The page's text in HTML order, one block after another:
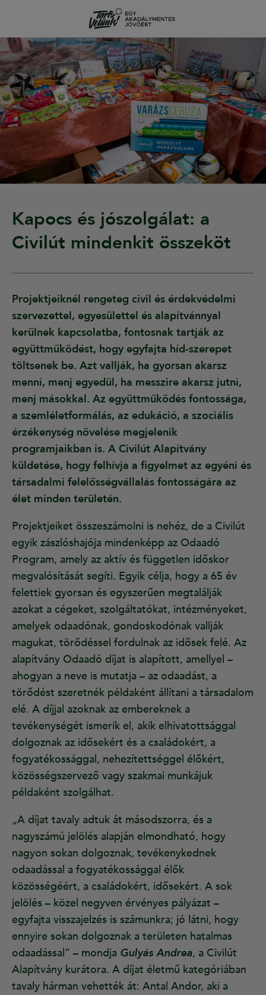
Kapocs és jószolgálat: a
Civilút mindenkit összeköt
Projektjeiknél rengeteg civil és érdekvédelmi
szervezettel, egyesülettel és alapítvánnyal
kerülnek kapcsolatba, fontosnak tartják az
együttműködést, hogy egyfajta híd-szerepet
töltsenek be. Azt vallják, ha gyorsan akarsz
menni, menj egyedül, ha messzire akarsz jutni,
menj másokkal. Az együttműködés fontossága,
a szemléletformálás, az edukáció, a szociális
érzékenység növelése megjelenik
programjaikban is. A Civilút Alapítvány
küldetése, hogy felhívja a figyelmet az egyéni és
társadalmi felelősségvállalás fontosságára az
élet minden területén.
Projektjeiket összeszámolni is nehéz, de a Civilút
egyik zászlóshajója mindenképp az Odaadó
Program, amely az aktív és független időskor
megvalósítását segíti. Egyik célja, hogy a 65 év
felettiek gyorsan és egyszerűen megtalálják
azokat a cégeket, szolgáltatókat, intézményeket,
amelyek odaadónak, gondoskodónak vallják
magukat, törődéssel fordulnak az idősek felé. Az
alapítvány Odaadó díjat is alapított, amellyel –
ahogyan a neve is mutatja – az odaadást, a
törődést szeretnék példaként állítani a társadalom
elé. A díjjal azoknak az embereknek a
tevékenységét ismerik el, akik elhivatottsággal
dolgoznak az idősekért és a családokért, a
fogyatékossággal, nehezítettséggel élőkért,
közösségszervező vagy szakmai munkájuk
példaként szolgálhat.
„A díjat tavaly adtuk át másodszorra, és a
nagyszámú jelölés alapján elmondható, hogy
nagyon sokan dolgoznak, tevékenykednek
odaadással a fogyatékossággal élők
közösségéért, a családokért, idősekért. A sok
jelölés – közel negyven érvényes pályázat –
egyfajta visszajelzés is számunkra; jó látni, hogy
ennyire sokan dolgoznak a területen hatalmas
odaadással” – mondja Gulyás Andrea, a Civilút
Alapítvány kurátora. A díjat életmű kategóriában
tavaly hárman vehették át: Antal Andor, aki a